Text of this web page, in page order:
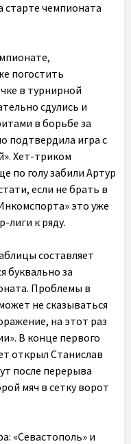
старте чемпионата
погостить
в турнирной
сдулись и
в борьбе за
подтвердила игра с
Хет-триком
по голу забили Артур
если не брать в
это уже
лиги к ряду.
составляет
буквально за
Проблемы в
не сказываться
на этот раз
В конце первого
открыл Станислав
после перерыва
мяч в сетку ворот
«Севастополь» и